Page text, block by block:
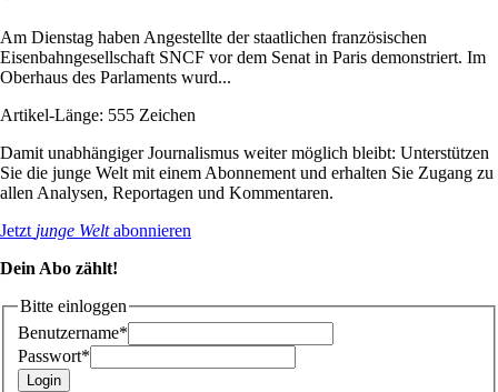
Am Dienstag haben Angestellte der staatlichen französischen
Eisenbahngesellschaft SNCF vor dem Senat in Paris demonstriert. Im
Oberhaus des Parlaments wurd...
Artikel-Länge: 555 Zeichen
Damit unabhängiger Journalismus weiter möglich bleibt: Unterstützen
Sie die junge Welt mit einem Abonnement und erhalten Sie Zugang zu
allen Analysen, Reportagen und Kommentaren.
Jetzt junge Weltabonnieren
Dein Abo zählt!
Bitte einloggen
Benutzername*
Passwort*